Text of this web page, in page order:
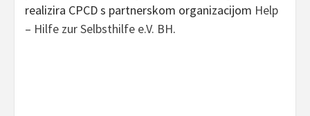
realizira CPCD s partnerskom organizacijom Help
– Hilfe zur Selbsthilfe e.V. BH.